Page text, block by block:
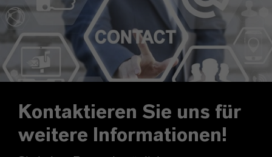
Kontaktieren Sie uns für
weitere Informationen!